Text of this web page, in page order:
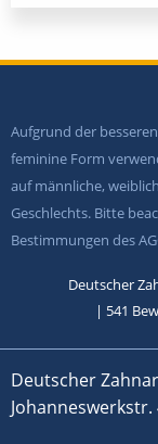
Aufgrund der
feminine Form
auf männliche,
Geschlechts. Bitte
Bestimmungen des
Deutscher
| 541
Deutscher
Johanneswerkstr.